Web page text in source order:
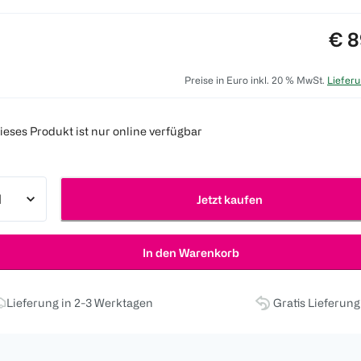
€
Preise in Euro inkl. 20 % MwSt.
Produkt ist nur online verfügbar
Jetzt kaufen
In den Warenkorb
Lieferung in 2-3 Werktagen Gratis